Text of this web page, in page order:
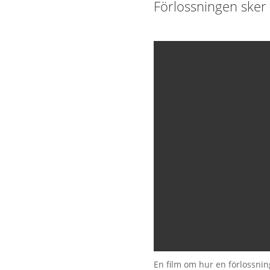
Förlossningen
En film om hur en